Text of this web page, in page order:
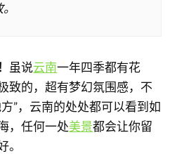
虽说云南一年四季都有花
致的，超有梦幻氛围感，不
”，云南的处处都可以看到如
，任何一处美景都会让你留
。